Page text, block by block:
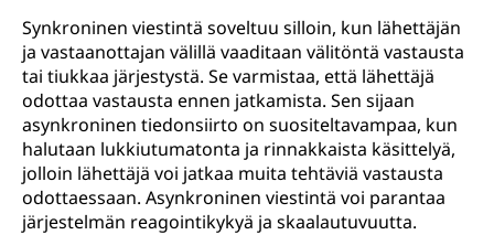
Synkroninen viestintä soveltuu silloin, kun lähettäjän
ja vastaanottajan välillä vaaditaan välitöntä vastausta
tai tiukkaa järjestystä. Se varmistaa, että lähettäjä
odottaa vastausta ennen jatkamista. Sen sijaan
asynkroninen tiedonsiirto on suositeltavampaa, kun
halutaan lukkiutumatonta ja rinnakkaista käsittelyä,
jolloin lähettäjä voi jatkaa muita tehtäviä vastausta
odottaessaan. Asynkroninen viestintä voi parantaa
järjestelmän reagointikykyä ja skaalautuvuutta.